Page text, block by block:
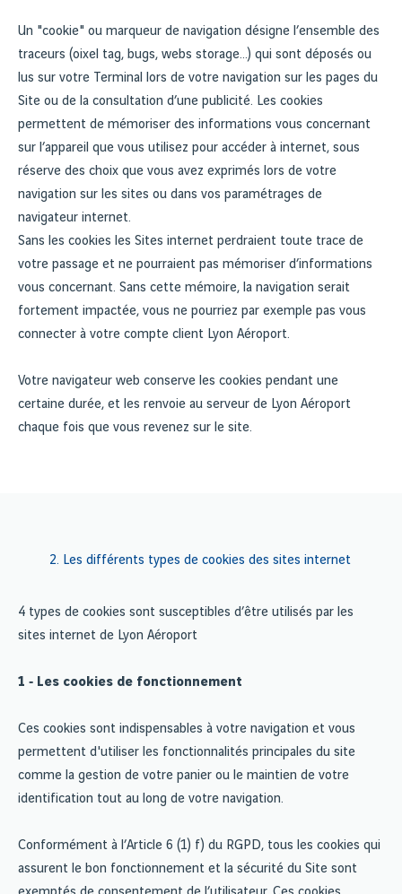
Un "cookie" ou marqueur de navigation désigne l’ensemble des
traceurs (oixel tag, bugs, webs storage…) qui sont déposés ou
lus sur votre Terminal lors de votre navigation sur les pages du
Site ou de la consultation d’une publicité. Les cookies
permettent de mémoriser des informations vous concernant
sur l’appareil que vous utilisez pour accéder à internet, sous
réserve des choix que vous avez exprimés lors de votre
navigation sur les sites ou dans vos paramétrages de
navigateur internet.
Sans les cookies les Sites internet perdraient toute trace de
votre passage et ne pourraient pas mémoriser d’informations
vous concernant. Sans cette mémoire, la navigation serait
fortement impactée, vous ne pourriez par exemple pas vous
connecter à votre compte client Lyon Aéroport.
Votre navigateur web conserve les cookies pendant une
certaine durée, et les renvoie au serveur de Lyon Aéroport
chaque fois que vous revenez sur le site.
2. Les différents types de cookies des sites internet
4 types de cookies sont susceptibles d’être utilisés par les
sites internet de Lyon Aéroport
1 ‐ Les cookies de fonctionnement
Ces cookies sont indispensables à votre navigation et vous
permettent d'utiliser les fonctionnalités principales du site
comme la gestion de votre panier ou le maintien de votre
identification tout au long de votre navigation.
Conformément à l’Article 6 (1) f) du RGPD, tous les cookies qui
assurent le bon fonctionnement et la sécurité du Site sont